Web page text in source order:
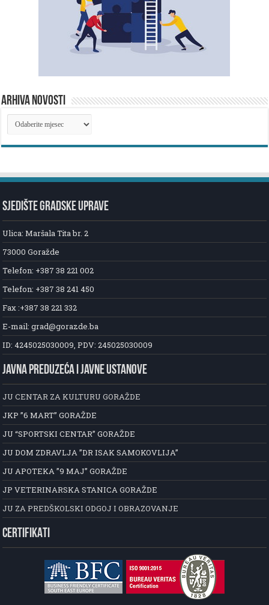
ARHIVA NOVOSTI
ARHIVA
NOVOSTI
SJEDIŠTE GRADSKE UPRAVE
Ulica: Maršala Tita br. 2
73000 Goražde
Telefon: +387 38 221 002
Telefon: +387 38 241 450
Fax :+387 38 221 332
E-mail: grad@gorazde.ba
ID: 4245025030009, PDV: 245025030009
JAVNA PREDUZEĆA I JAVNE USTANOVE
JU CENTAR ZA KULTURU GORAŽDE
JKP ”6 MART” GORAŽDE
JU “SPORTSKI CENTAR” GORAŽDE
JU DOM ZDRAVLJA ”DR ISAK SAMOKOVLIJA”
JU APOTEKA ”9 MAJ” GORAŽDE
JP VETERINARSKA STANICA GORAŽDE
JU ZA PREDŠKOLSKI ODGOJ I OBRAZOVANJE
CERTIFIKATI